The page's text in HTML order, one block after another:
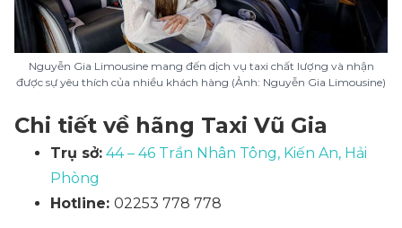
Nguyễn Gia Limousine mang đến dịch vụ taxi chất lượng và nhận
được sự yêu thích của nhiều khách hàng (Ảnh: Nguyễn Gia Limousine)
Chi tiết về hãng Taxi Vũ Gia
Trụ sở: 44 – 46 Trần Nhân Tông, Kiến An, Hải
Phòng
Hotline: 02253 778 778